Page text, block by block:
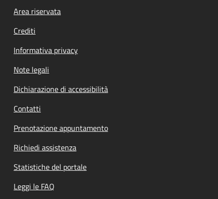
Footer menu
Area riservata
Crediti
Informativa privacy
Note legali
Dichiarazione di accessibilità
Contatti
Prenotazione appuntamento
Richiedi assistenza
Statistiche del portale
Leggi le FAQ